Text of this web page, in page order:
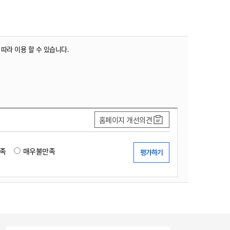
라 이용 할 수 있습니다.
홈페이지 개선의견
매우불만족